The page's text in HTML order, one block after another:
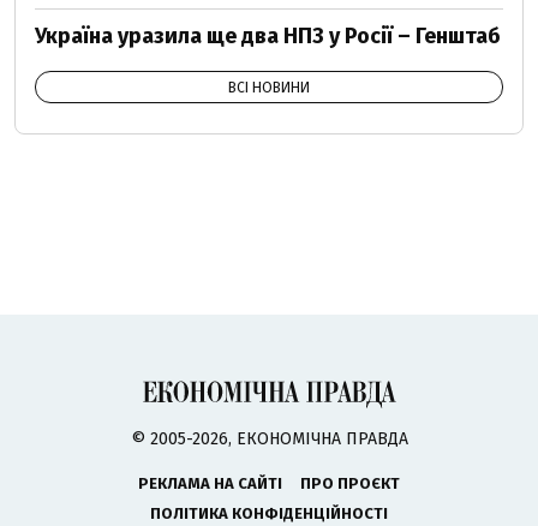
Україна уразила ще два НПЗ у Росії – Генштаб
ВСІ НОВИНИ
© 2005-2026, ЕКОНОМІЧНА ПРАВДА
РЕКЛАМА НА САЙТІ
ПРО ПРОЄКТ
ПОЛІТИКА КОНФІДЕНЦІЙНОСТІ